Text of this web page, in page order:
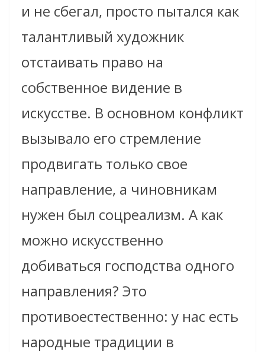
и не сбегал, просто пытался как
талантливый художник
отстаивать право на
собственное видение в
искусстве. В основном конфликт
вызывало его стремление
продвигать только свое
направление, а чиновникам
нужен был соцреализм. А как
можно искусственно
добиваться господства одного
направления? Это
противоестественно: у нас есть
народные традиции в